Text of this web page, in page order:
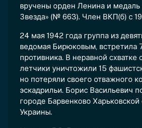
вручены орден Ленина и медаль
Звезда» (№ 663). Член ВКП(б) с
24 мая 1942 года группа из
ведомая Бирюковым, встретила
противника. В неравной схватке
летчики уничтожили 15
но потеряли своего отважного
эскадрильи. Борис Васильевич
городе Барвенково Харьковской
Украины.